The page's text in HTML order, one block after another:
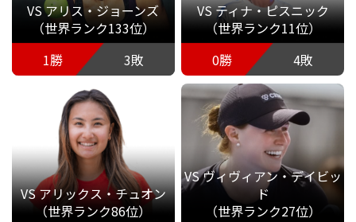
VS アリス・ジョーンズ
（世界ランク133位）
1勝
3敗
VS ティナ・ピスニック
（世界ランク11位）
0勝
4敗
VS アリックス・チュオン
（世界ランク86位）
VS ヴィヴィアン・デイビッ
ド
（世界ランク27位）